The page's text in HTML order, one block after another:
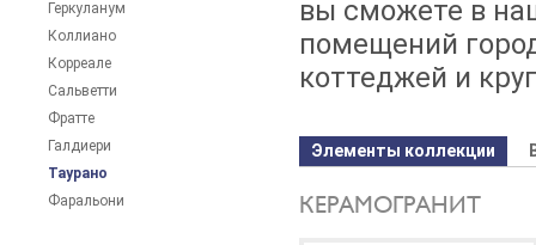
Геркуланум
Коллиано
Корреале
Сальветти
Фратте
Галдиери
Таурано
Фаральони
вы сможете в
помещений
коттеджей и
Элементы коллекции
КЕРАМОГРАНИТ